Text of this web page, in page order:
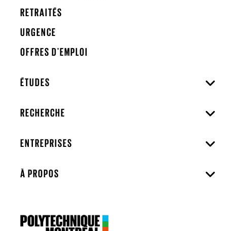
RETRAITÉS
URGENCE
OFFRES D'EMPLOI
ÉTUDES
RECHERCHE
ENTREPRISES
À PROPOS